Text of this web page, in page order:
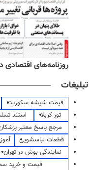
روزنامه‌های اقتصادی دوشنبه ۱۹
تبلیغات
قیمت شیشه سکوریت
تور کربلا
استند
مرجع پاسخ معتبر
قطعات لباسشویی
نمایندگی بوش در تهران
قیمت و خرید